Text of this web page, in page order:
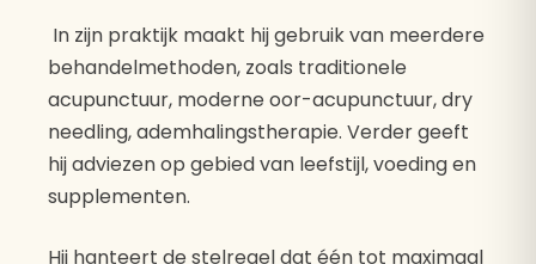
In zijn praktijk maakt hij gebruik van meerdere
behandelmethoden, zoals traditionele
acupunctuur, moderne oor-acupunctuur, dry
needling, ademhalingstherapie. Verder geeft
hij adviezen op gebied van leefstijl, voeding en
supplementen.
Hij hanteert de stelregel dat één tot maximaal